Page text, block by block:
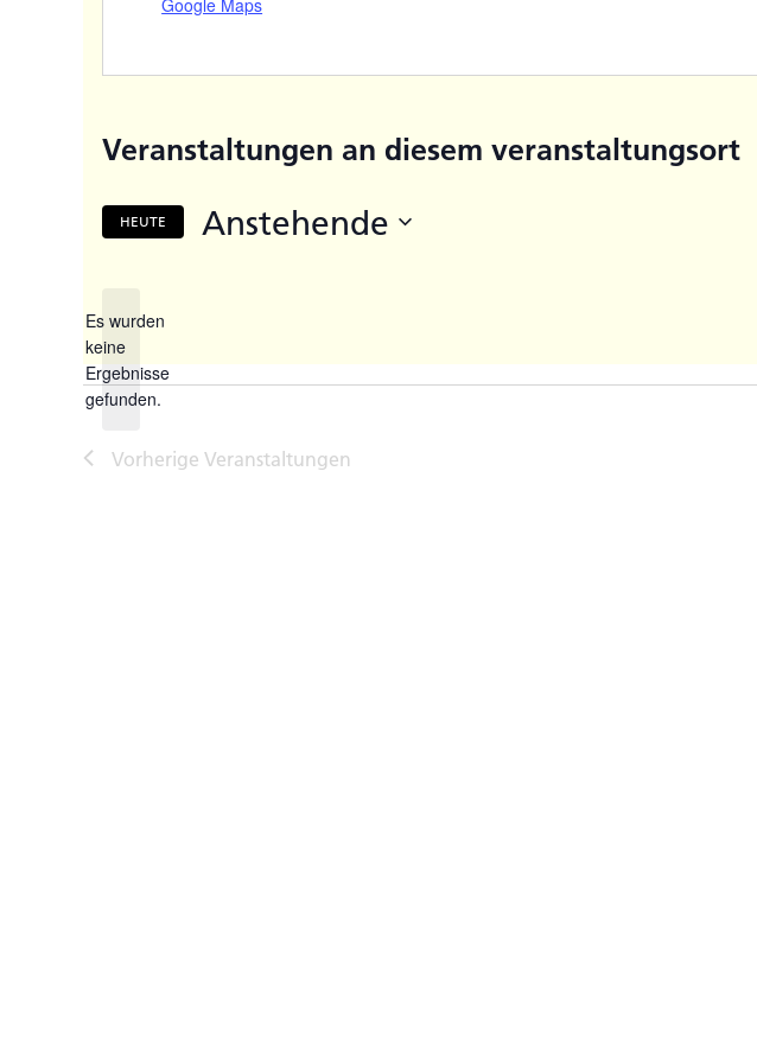
Veranstaltungen an diesem veranstaltungsort
Hinweis
Es wurden
keine
Ergebnisse
gefunden.
HEUTE Anstehende
Vorherige Veranstaltungen